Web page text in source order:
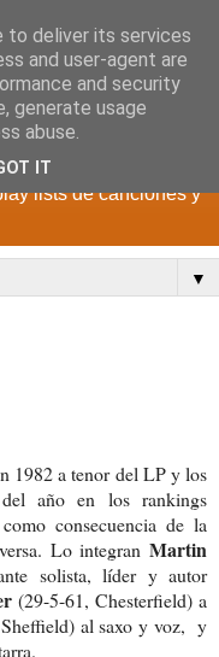
1950 a 2022.
lists de canciones y
▼
1982 a tenor del LP y los
año en los rankings
consecuencia de la
Lo integran Martin
solista, líder y autor
(29-5-61, Chesterfield) a
al saxo y voz, y
to deliver its services
and user-agent are
and security
generate usage
abuse.
IT